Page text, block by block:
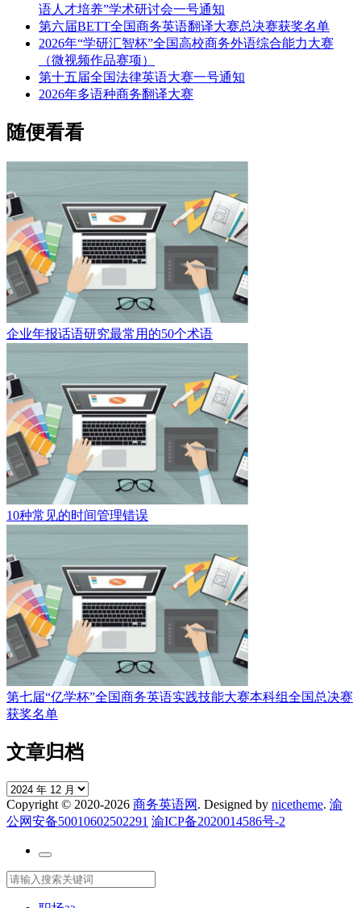
语人才培养”学术研讨会一号通知
第六届BETT全国商务英语翻译大赛总决赛获奖名单
2026年“学研汇智杯”全国高校商务外语综合能力大赛
（微视频作品赛项）
第十五届全国法律英语大赛一号通知
2026年多语种商务翻译大赛
随便看看
企业年报话语研究最常用的50个术语
10种常见的时间管理错误
第七届“亿学杯”全国商务英语实践技能大赛本科组全国总决赛
获奖名单
文章归档
文
章
归
Copyright © 2020-2026 商务英语网 . Designed by nicetheme. 渝
公网安备50010602502291 渝ICP备2020014586号-2